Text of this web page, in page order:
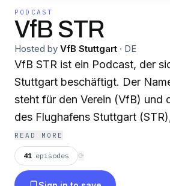
PODCAST
VfB STR
Hosted by VfB Stuttgart · DE
VfB STR ist ein Podcast, der
Stuttgart beschäftigt. Der Name "VfB STR"
steht für den Verein (VfB) und
des Flughafens Stuttgart
Verbundenheit unterstreicht. Der Podcast bietet
eine Mischung aus
Vereinsneuigkeiten, Interviews
READ MORE
41 episodes ⟳